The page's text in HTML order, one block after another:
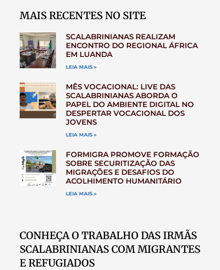
MAIS RECENTES NO SITE
SCALABRINIANAS REALIZAM
ENCONTRO DO REGIONAL ÁFRICA
EM LUANDA
LEIA MAIS »
MÊS VOCACIONAL: LIVE DAS
SCALABRINIANAS ABORDA O
PAPEL DO AMBIENTE DIGITAL NO
DESPERTAR VOCACIONAL DOS
JOVENS
LEIA MAIS »
FORMIGRA PROMOVE FORMAÇÃO
SOBRE SECURITIZAÇÃO DAS
MIGRAÇÕES E DESAFIOS DO
ACOLHIMENTO HUMANITÁRIO
LEIA MAIS »
CONHEÇA O TRABALHO DAS IRMÃS
SCALABRINIANAS COM MIGRANTES
E REFUGIADOS